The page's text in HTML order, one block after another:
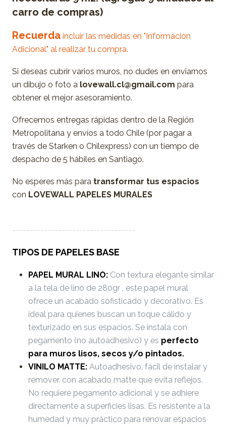
carro de compras)
Recuerda incluir las medidas en "Información
Adicional" al realizar tu compra.
Si deseas cubrir varios muros, no dudes en enviarnos
un dibujo o foto a lovewall.cl@gmail.com para
obtener el mejor asesoramiento.
Ofrecemos entregas rápidas dentro de la Región
Metropolitana y envíos a todo Chile (por pagar a
través de Starken o Chilexpress) con un tiempo de
despacho de 5 hábiles en Santiago.
No esperes más para transformar tus espacios
con LOVEWALL PAPELES MURALES
-----------------------------------
TIPOS DE PAPELES BASE
PAPEL MURAL LINO: Con textura elegante similar
a la tela de lino de 280gr , este papel mural
ofrece un acabado sofisticado y decorativo. Es
ideal para quienes buscan un toque cálido y
texturizado en sus espacios. Se instala con
pegamento (no autoadhesivo) y es perfecto
para muros lisos, secos y/o pintados.
VINILO MATTE: Autoadhesivo, fácil de instalar y
remover, con acabado matte que evita reflejos.
No requiere pegamento adicional y se adhiere
directamente a superficies lisas. Es resistente a la
humedad y muy práctico para renovar espacios